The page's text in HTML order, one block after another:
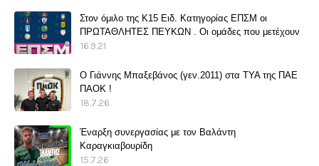
Στον όμιλο της Κ15 Ειδ. Κατηγορίας ΕΠΣΜ οι
ΠΡΩΤΑΘΛΗΤΕΣ ΠΕΥΚΩΝ . Οι ομάδες που μετέχουν
16.9.21
O Γιάννης Μπαξεβάνος (γεν.2011) στα ΤΥΑ της ΠΑΕ
ΠΑΟΚ !
18.7.26
Έναρξη συνεργασίας με τον Βαλάντη
Καραγκιαβουρίδη
15.7.26